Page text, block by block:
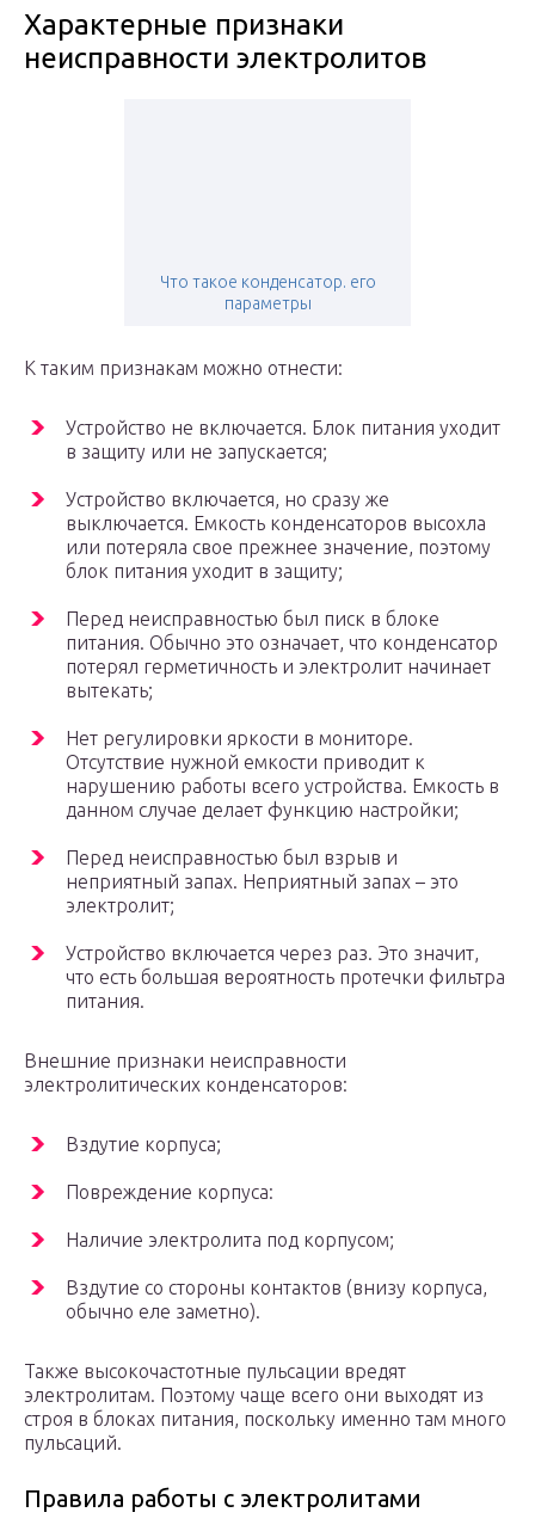
Характерные признаки
неисправности электролитов
Что такое конденсатор. его
параметры
К таким признакам можно отнести:
Устройство не включается. Блок питания уходит
в защиту или не запускается;
Устройство включается, но сразу же
выключается. Емкость конденсаторов высохла
или потеряла свое прежнее значение, поэтому
блок питания уходит в защиту;
Перед неисправностью был писк в блоке
питания. Обычно это означает, что конденсатор
потерял герметичность и электролит начинает
вытекать;
Нет регулировки яркости в мониторе.
Отсутствие нужной емкости приводит к
нарушению работы всего устройства. Емкость в
данном случае делает функцию настройки;
Перед неисправностью был взрыв и
неприятный запах. Неприятный запах – это
электролит;
Устройство включается через раз. Это значит,
что есть большая вероятность протечки фильтра
питания.
Внешние признаки неисправности
электролитических конденсаторов:
Вздутие корпуса;
Повреждение корпуса:
Наличие электролита под корпусом;
Вздутие со стороны контактов (внизу корпуса,
обычно еле заметно).
Также высокочастотные пульсации вредят
электролитам. Поэтому чаще всего они выходят из
строя в блоках питания, поскольку именно там много
пульсаций.
Правила работы с электролитами